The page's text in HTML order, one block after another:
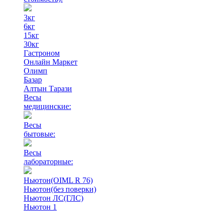
3кг
6кг
15кг
30кг
Гастроном
Онлайн Маркет
Олимп
Базар
Алтын Тарази
Весы
медицинские:
Весы
бытовые:
Весы
лабораторные:
Ньютон(OIML R 76)
Ньютон(без поверки)
Ньютон ЛС(ГЛС)
Ньютон 1